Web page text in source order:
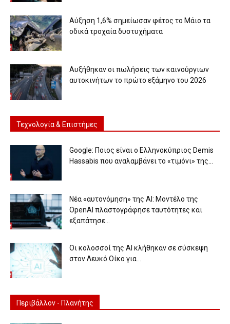
Αύξηση 1,6% σημείωσαν φέτος το Μάιο τα
οδικά τροχαία δυστυχήματα
Αυξήθηκαν οι πωλήσεις των καινούργιων
αυτοκινήτων το πρώτο εξάμηνο του 2026
Τεχνολογία & Επιστήμες
Google: Ποιος είναι ο Ελληνοκύπριος Demis
Hassabis που αναλαμβάνει το «τιμόνι» της...
Νέα «αυτονόμηση» της AI: Μοντέλο της
OpenAI πλαστογράφησε ταυτότητες και
εξαπάτησε...
Οι κολοσσοί της ΑΙ κλήθηκαν σε σύσκεψη
στον Λευκό Οίκο για...
Περιβάλλον - Πλανήτης